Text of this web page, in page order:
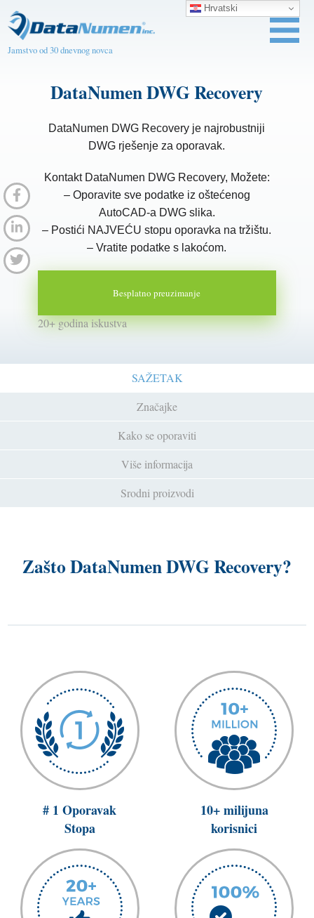
Jamstvo od 30 dnevnog novca
DataNumen DWG Recovery
DataNumen DWG Recovery je najrobustniji
DWG rješenje za oporavak.
Kontakt DataNumen DWG Recovery, Možete:
– Oporavite sve podatke iz oštećenog
AutoCAD-a DWG slika.
– Postići NAJVEĆU stopu oporavka na tržištu.
– Vratite podatke s lakoćom.
Besplatno preuzimanje
20+ godina iskustva
SAŽETAK
Značajke
Kako se oporaviti
Više informacija
Srodni proizvodi
Zašto DataNumen DWG Recovery?
# 1 Oporavak
Stopa
10+ milijuna
korisnici
Hrvatski